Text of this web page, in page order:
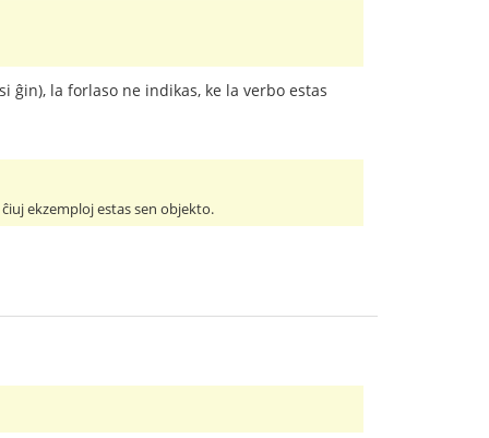
ĝin), la forlaso ne indikas, ke la verbo estas
ekzemploj estas sen objekto.